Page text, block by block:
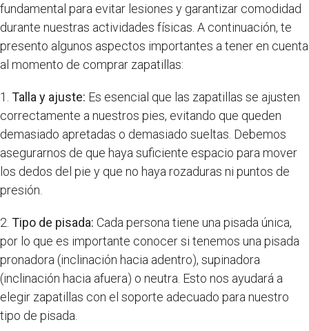
fundamental para evitar lesiones y garantizar comodidad
durante nuestras actividades físicas. A continuación, te
presento algunos aspectos importantes a tener en cuenta
al momento de comprar zapatillas:
1. Talla y ajuste: Es esencial que las zapatillas se ajusten
correctamente a nuestros pies, evitando que queden
demasiado apretadas o demasiado sueltas. Debemos
asegurarnos de que haya suficiente espacio para mover
los dedos del pie y que no haya rozaduras ni puntos de
presión.
2. Tipo de pisada: Cada persona tiene una pisada única,
por lo que es importante conocer si tenemos una pisada
pronadora (inclinación hacia adentro), supinadora
(inclinación hacia afuera) o neutra. Esto nos ayudará a
elegir zapatillas con el soporte adecuado para nuestro
tipo de pisada.